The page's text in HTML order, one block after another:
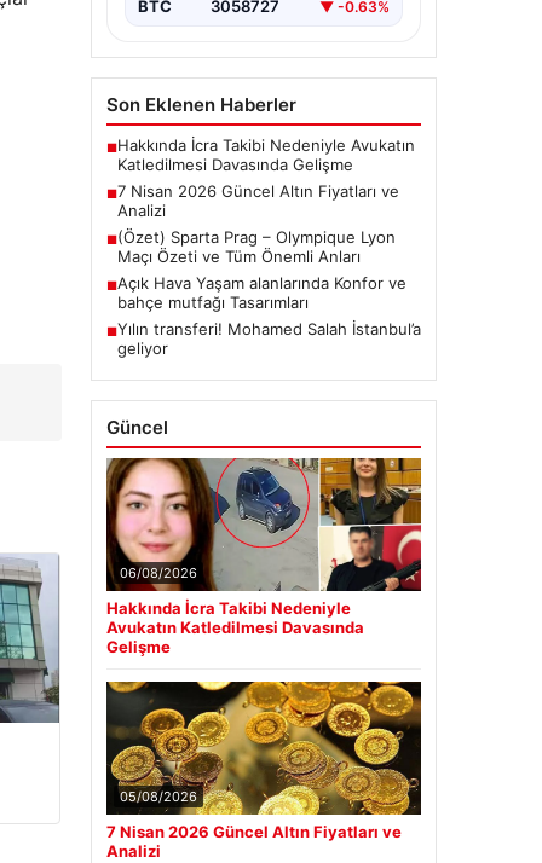
BTC 3058727 ▼ -0.63%
Son Eklenen Haberler
■Hakkında İcra Takibi Nedeniyle Avukatın
Katledilmesi Davasında Gelişme
■7 Nisan 2026 Güncel Altın Fiyatları ve
Analizi
■(Özet) Sparta Prag – Olympique Lyon
Maçı Özeti ve Tüm Önemli Anları
■Açık Hava Yaşam alanlarında Konfor ve
bahçe mutfağı Tasarımları
■Yılın transferi! Mohamed Salah İstanbul’a
geliyor
Güncel
06/08/2026
Hakkında İcra Takibi Nedeniyle
Avukatın Katledilmesi Davasında
Gelişme
05/08/2026
7 Nisan 2026 Güncel Altın Fiyatları ve
Analizi